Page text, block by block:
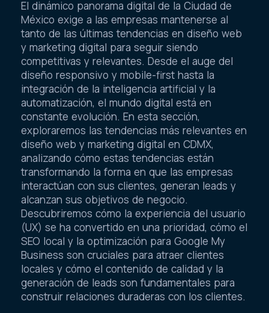
El dinámico panorama digital de la Ciudad de
México exige a las empresas mantenerse al
tanto de las últimas tendencias en diseño web
y marketing digital para seguir siendo
competitivas y relevantes. Desde el auge del
diseño responsivo y mobile-first hasta la
integración de la inteligencia artificial y la
automatización, el mundo digital está en
constante evolución. En esta sección,
exploraremos las tendencias más relevantes en
diseño web y marketing digital en CDMX,
analizando cómo estas tendencias están
transformando la forma en que las empresas
interactúan con sus clientes, generan leads y
alcanzan sus objetivos de negocio.
Descubriremos cómo la experiencia del usuario
(UX) se ha convertido en una prioridad, cómo el
SEO local y la optimización para Google My
Business son cruciales para atraer clientes
locales y cómo el contenido de calidad y la
generación de leads son fundamentales para
construir relaciones duraderas con los clientes.